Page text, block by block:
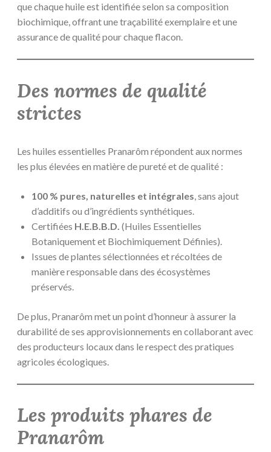
que chaque huile est identifiée selon sa composition
biochimique, offrant une traçabilité exemplaire et une
assurance de qualité pour chaque flacon.
Des normes de qualité
strictes
Les huiles essentielles Pranarôm répondent aux normes
les plus élevées en matière de pureté et de qualité :
100 % pures, naturelles et intégrales, sans ajout
d’additifs ou d’ingrédients synthétiques.
Certifiées H.E.B.B.D. (Huiles Essentielles
Botaniquement et Biochimiquement Définies).
Issues de plantes sélectionnées et récoltées de
manière responsable dans des écosystèmes
préservés.
De plus, Pranarôm met un point d’honneur à assurer la
durabilité de ses approvisionnements en collaborant avec
des producteurs locaux dans le respect des pratiques
agricoles écologiques.
Les produits phares de
Pranarôm